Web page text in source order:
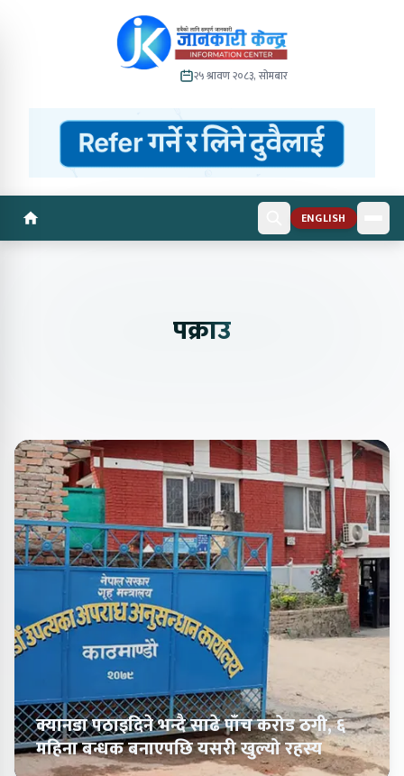
२५ श्रावण २०८३, सोमबार
ENGLISH
पक्राउ
क्यानडा पठाइदिने भन्दै साढे पाँच करोड ठगी, ६
महिना बन्धक बनाएपछि यसरी खुल्यो रहस्य